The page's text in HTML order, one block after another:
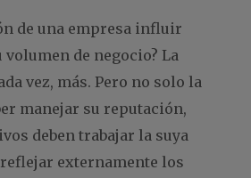
de una empresa influir
de negocio? La
vez, más. Pero no solo la
manejar su reputación,
deben trabajar la suya
externamente los